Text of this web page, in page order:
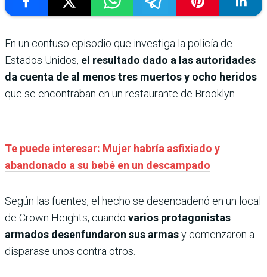
En un confuso episodio que investiga la policía de
Estados Unidos, el resultado dado a las autoridades
da cuenta de al menos tres muertos y ocho heridos
que se encontraban en un restaurante de Brooklyn.
Te puede interesar: Mujer habría asfixiado y
abandonado a su bebé en un descampado
Según las fuentes, el hecho se desencadenó en un local
de Crown Heights, cuando varios protagonistas
armados desenfundaron sus armasy comenzaron a
disparase unos contra otros.